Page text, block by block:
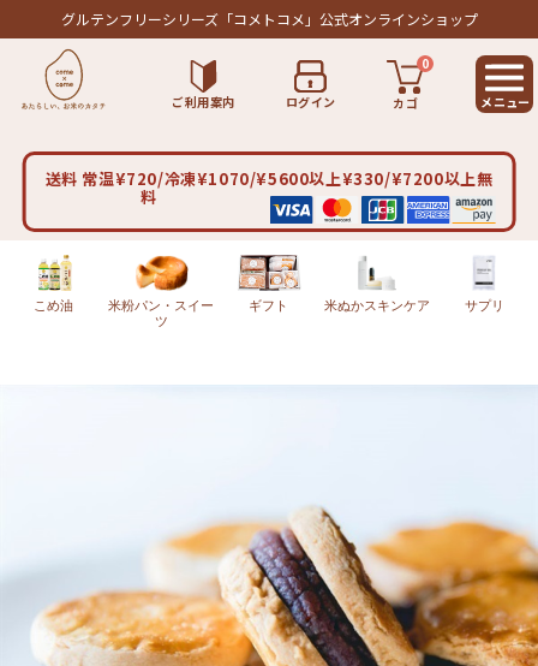
グルテンフリーシリーズ「コメトコメ」公式オンラインショップ
ご利用案内 ログイン カゴ
0
送料 常温¥720/冷凍¥1070/¥5600以上¥330/¥7200以上無
料
こめ油
米粉パン・スイー
ツ
ギフト 米ぬかスキンケア サプリ